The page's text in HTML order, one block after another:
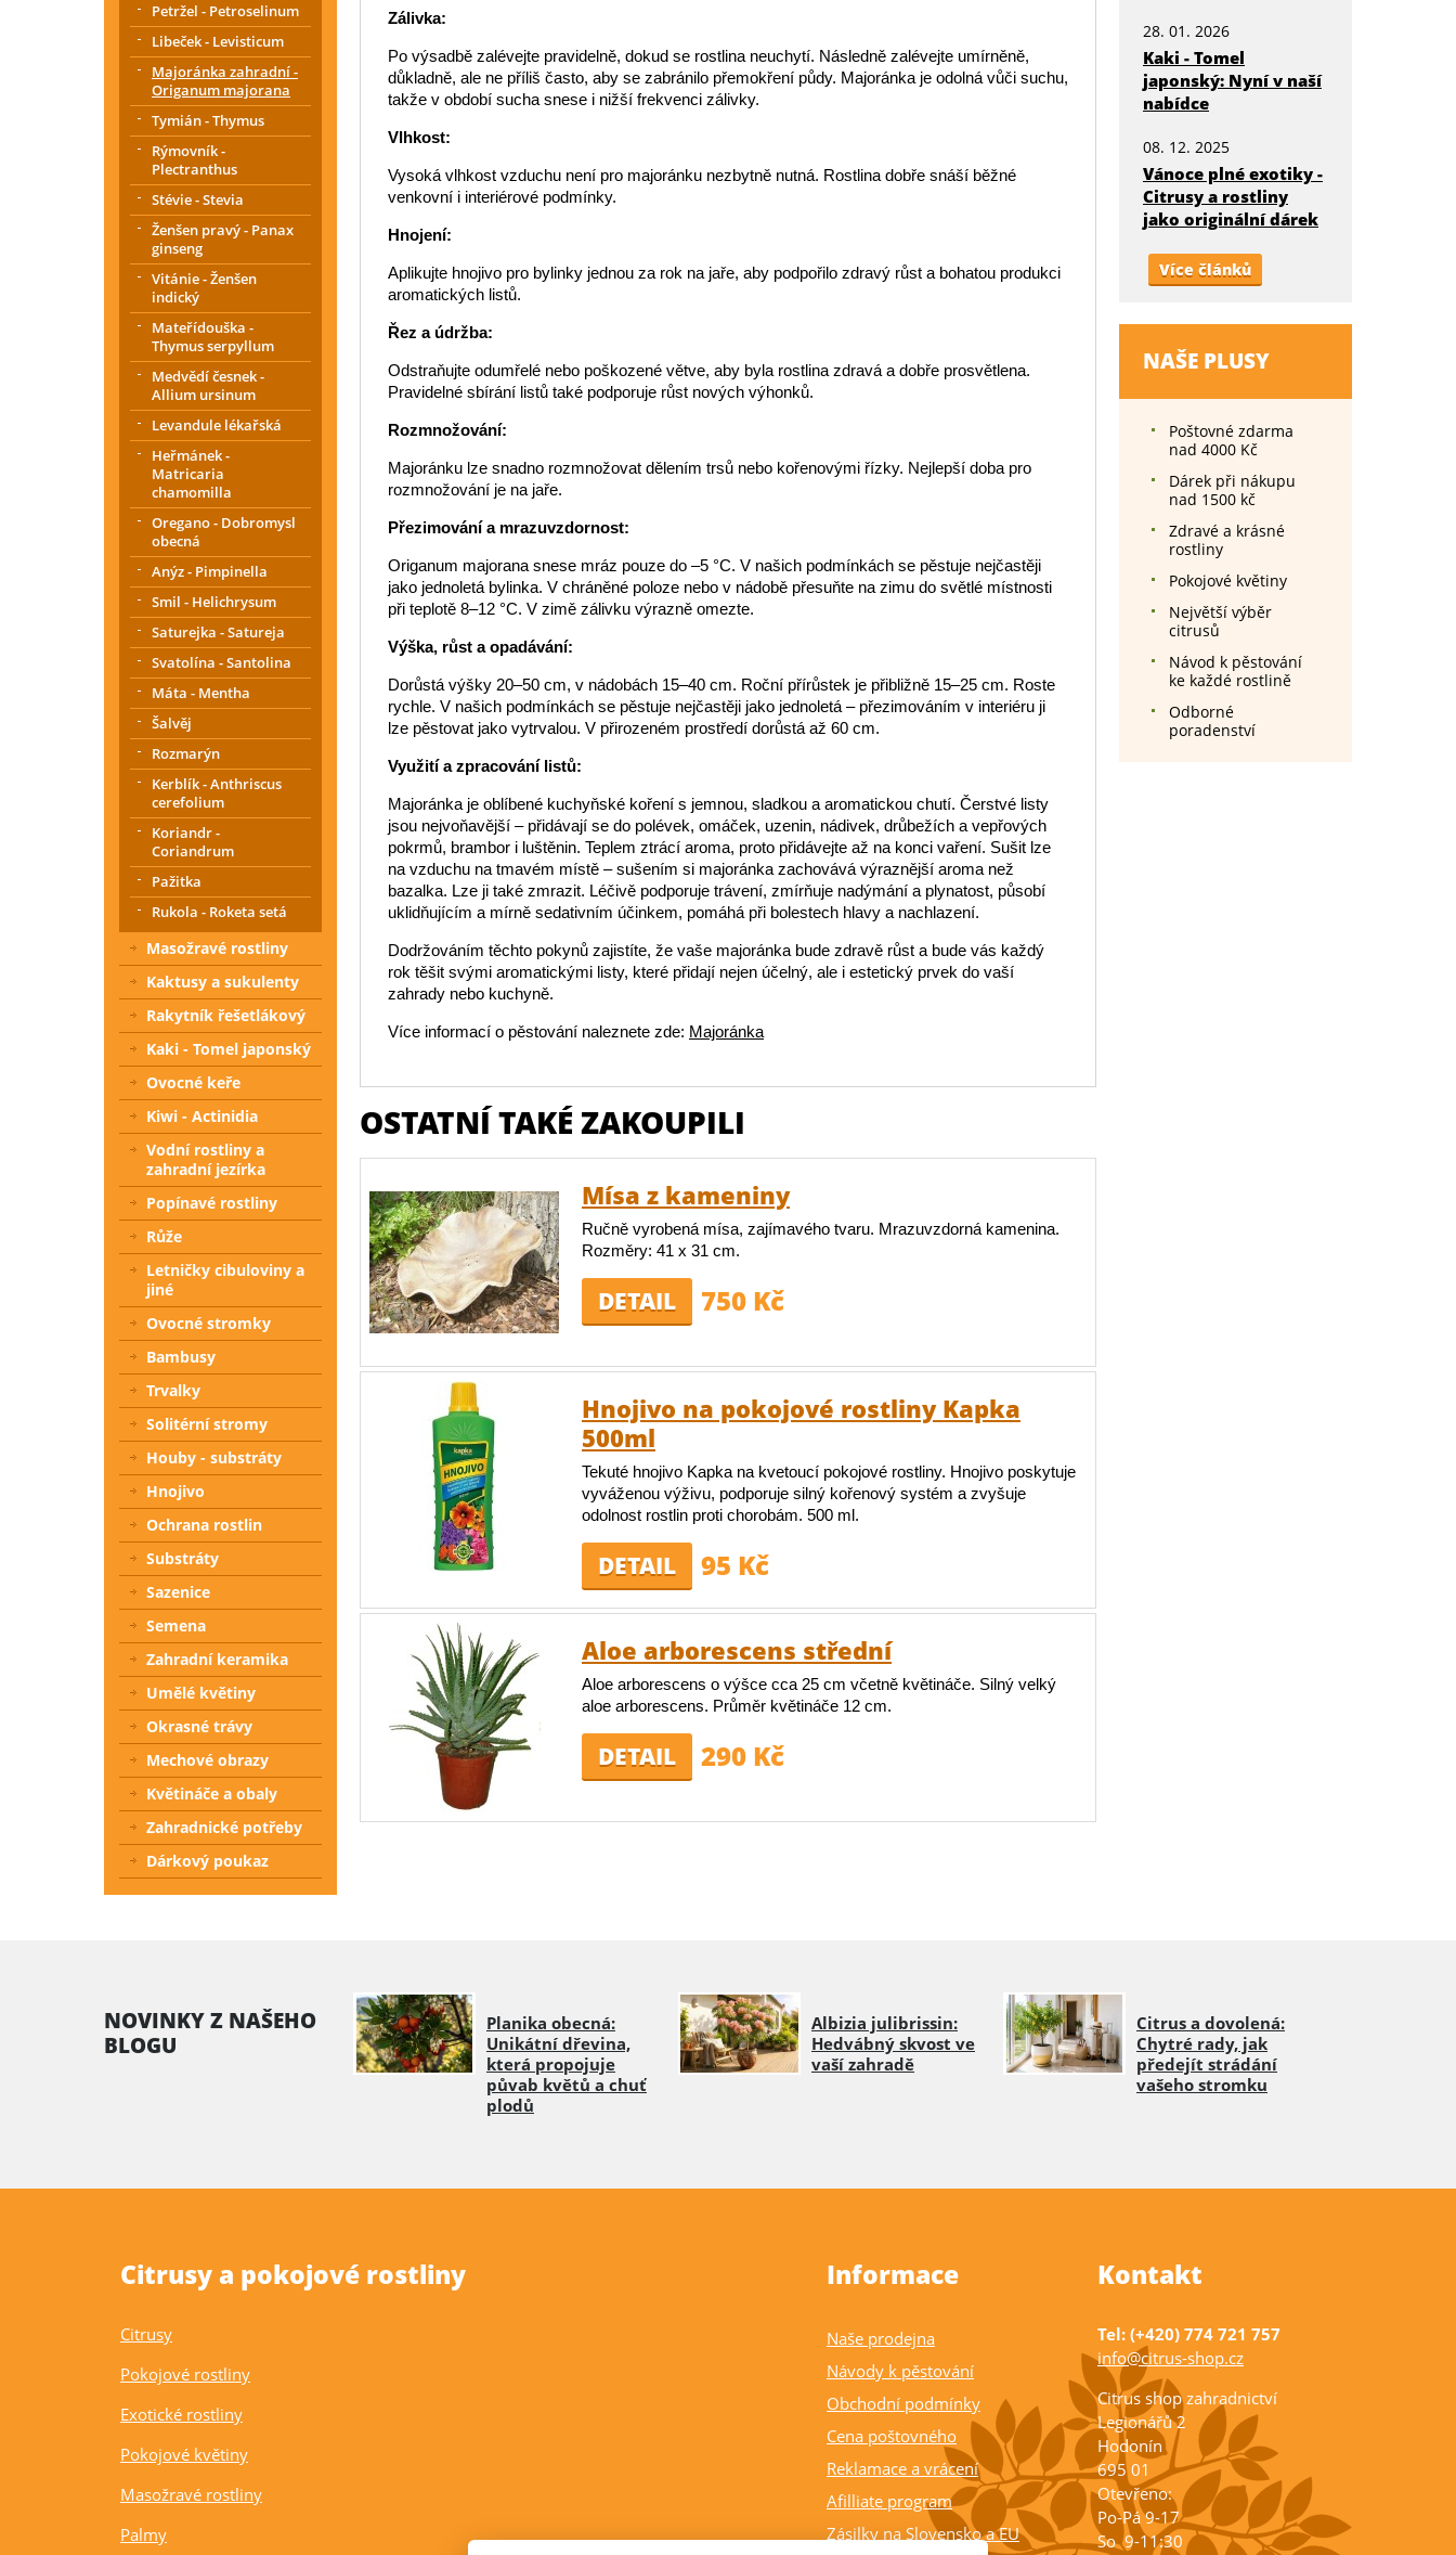
Zálivka:
Po výsadbě zalévejte pravidelně, dokud se rostlina neuchytí. Následně zalévejte umírněně,
důkladně, ale ne příliš často, aby se zabránilo přemokření půdy. Majoránka je odolná vůči suchu,
takže v období sucha snese i nižší frekvenci zálivky.
Vlhkost:
Vysoká vlhkost vzduchu není pro majoránku nezbytně nutná. Rostlina dobře snáší běžné
venkovní i interiérové podmínky.
Hnojení:
Aplikujte hnojivo pro bylinky jednou za rok na jaře, aby podpořilo zdravý růst a bohatou produkci
aromatických listů.
Řez a údržba:
Odstraňujte odumřelé nebo poškozené větve, aby byla rostlina zdravá a dobře prosvětlena.
Pravidelné sbírání listů také podporuje růst nových výhonků.
Rozmnožování:
Majoránku lze snadno rozmnožovat dělením trsů nebo kořenovými řízky. Nejlepší doba pro
rozmnožování je na jaře.
Přezimování a mrazuvzdornost:
Origanum majorana snese mráz pouze do –5 °C. V našich podmínkách se pěstuje nejčastěji
jako jednoletá bylinka. V chráněné poloze nebo v nádobě přesuňte na zimu do světlé místnosti
při teplotě 8–12 °C. V zimě zálivku výrazně omezte.
Výška, růst a opadávání:
Dorůstá výšky 20–50 cm, v nádobách 15–40 cm. Roční přírůstek je přibližně 15–25 cm. Roste
rychle. V našich podmínkách se pěstuje nejčastěji jako jednoletá – přezimováním v interiéru ji
lze pěstovat jako vytrvalou. V přirozeném prostředí dorůstá až 60 cm.
Využití a zpracování listů:
Majoránka je oblíbené kuchyňské koření s jemnou, sladkou a aromatickou chutí. Čerstvé listy
jsou nejvoňavější – přidávají se do polévek, omáček, uzenin, nádivek, drůbežích a vepřových
pokrmů, brambor i luštěnin. Teplem ztrácí aroma, proto přidávejte až na konci vaření. Sušit lze
na vzduchu na tmavém místě – sušením si majoránka zachovává výraznější aroma než
bazalka. Lze ji také zmrazit. Léčivě podporuje trávení, zmírňuje nadýmání a plynatost, působí
uklidňujícím a mírně sedativním účinkem, pomáhá při bolestech hlavy a nachlazení.
Dodržováním těchto pokynů zajistíte, že vaše majoránka bude zdravě růst a bude vás každý
rok těšit svými aromatickými listy, které přidají nejen účelný, ale i estetický prvek do vaší
zahrady nebo kuchyně.
Více informací o pěstování naleznete zde: Majoránka
OSTATNÍ TAKÉ ZAKOUPILI
Mísa z kameniny
Ručně vyrobená mísa, zajímavého tvaru. Mrazuvzdorná kamenina.
Rozměry: 41 x 31 cm.
DETAIL 750 Kč
Hnojivo na pokojové rostliny Kapka
500ml
Tekuté hnojivo Kapka na kvetoucí pokojové rostliny. Hnojivo poskytuje
vyváženou výživu, podporuje silný kořenový systém a zvyšuje
odolnost rostlin proti chorobám. 500 ml.
DETAIL 95 Kč
Aloe arborescens střední
Aloe arborescens o výšce cca 25 cm včetně květináče. Silný velký
aloe arborescens. Průměr květináče 12 cm.
DETAIL 290 Kč
28. 01. 2026
Kaki - Tomel
japonský: Nyní v naší
nabídce
08. 12. 2025
Vánoce plné exotiky -
Citrusy a rostliny
jako originální dárek
Více článků
NAŠE PLUSY
Poštovné zdarma
nad 4000 Kč
Dárek při nákupu
nad 1500 kč
Zdravé a krásné
rostliny
Pokojové květiny
Největší výběr
citrusů
Návod k pěstování
ke každé rostlině
Odborné
poradenství
Petržel - Petroselinum
Libeček - Levisticum
Majoránka zahradní -
Origanum majorana
Tymián - Thymus
Rýmovník -
Plectranthus
Stévie - Stevia
Ženšen pravý - Panax
ginseng
Vitánie - Ženšen
indický
Mateřídouška -
Thymus serpyllum
Medvědí česnek -
Allium ursinum
Levandule lékařská
Heřmánek -
Matricaria
chamomilla
Oregano - Dobromysl
obecná
Anýz - Pimpinella
Smil - Helichrysum
Saturejka - Satureja
Svatolína - Santolina
Máta - Mentha
Šalvěj
Rozmarýn
Kerblík - Anthriscus
cerefolium
Koriandr -
Coriandrum
Pažitka
Rukola - Roketa setá
Masožravé rostliny
Kaktusy a sukulenty
Rakytník řešetlákový
Kaki - Tomel japonský
Ovocné keře
Kiwi - Actinidia
Vodní rostliny a
zahradní jezírka
Popínavé rostliny
Růže
Letničky cibuloviny a
jiné
Ovocné stromky
Bambusy
Trvalky
Solitérní stromy
Houby - substráty
Hnojivo
Ochrana rostlin
Substráty
Sazenice
Semena
Zahradní keramika
Umělé květiny
Okrasné trávy
Mechové obrazy
Květináče a obaly
Zahradnické potřeby
Dárkový poukaz
NOVINKY Z NAŠEHO
BLOGU
Planika obecná:
Unikátní dřevina,
která propojuje
půvab květů a chuť
plodů
Albizia julibrissin:
Hedvábný skvost ve
vaší zahradě
Citrus a dovolená:
Chytré rady, jak
předejít strádání
vašeho stromku
Citrusy a pokojové rostliny
Citrusy
Pokojové rostliny
Exotické rostliny
Pokojové květiny
Masožravé rostliny
Palmy
Informace
Naše prodejna
Návody k pěstování
Obchodní podmínky
Cena poštovného
Reklamace a vrácení
Afilliate program
Zásilky na Slovensko a EU
Kontakt
Tel: (+420) 774 721 757
info@citrus-shop.cz
Citrus shop zahradnictví
Legionářů 2
Hodonín
695 01
Otevřeno:
Po-Pá 9-17
So 9-11:30